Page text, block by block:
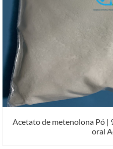
Acetato de metenolona Pó |
oral